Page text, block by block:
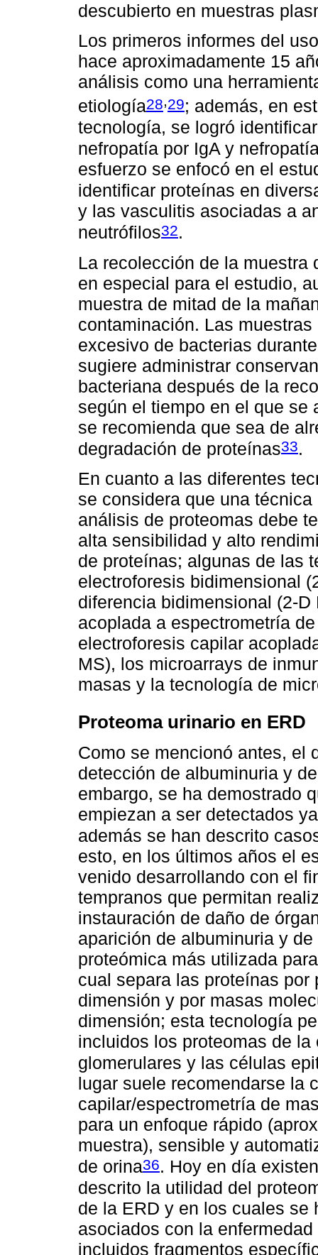
descubierto en muestras
Los primeros informes del
hace aproximadamente 15
análisis como una
etiología28,29; además, en
tecnología, se logró
nefropatía por IgA y
esfuerzo se enfocó en el
identificar proteínas en
y las vasculitis asociadas a
neutrófilos32.
La recolección de la muestra
en especial para el estudio,
muestra de mitad de la
contaminación. Las
excesivo de bacterias
sugiere administrar
bacteriana después de la
según el tiempo en el que se
se recomienda que sea de
degradación de proteínas33.
En cuanto a las diferentes
se considera que una
análisis de proteomas debe
alta sensibilidad y alto
de proteínas; algunas de las
electroforesis bidimensional
diferencia bidimensional (2-
acoplada a espectrometría
electroforesis capilar
MS), los microarrays de
masas y la tecnología de
Proteoma urinario en ERD
Como se mencionó antes, el
detección de albuminuria y
embargo, se ha demostrado
empiezan a ser detectados
además se han descrito
esto, en los últimos años el
venido desarrollando con el
tempranos que permitan
instauración de daño de
aparición de albuminuria y
proteómica más utilizada
cual separa las proteínas
dimensión y por masas
dimensión; esta tecnología
incluidos los proteomas de
glomerulares y las células
lugar suele recomendarse la
capilar/espectrometría de
para un enfoque rápido
muestra), sensible y
de orina36. Hoy en día
descrito la utilidad del
de la ERD y en los cuales se
asociados con la
incluidos fragmentos